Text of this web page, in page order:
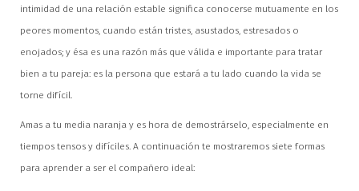
intimidad de una relación estable significa conocerse mutuamente en los
peores momentos, cuando están tristes, asustados, estresados o
enojados; y ésa es una razón más que válida e importante para tratar
bien a tu pareja: es la persona que estará a tu lado cuando la vida se
torne difícil.
Amas a tu media naranja y es hora de demostrárselo, especialmente en
tiempos tensos y difíciles. A continuación te mostraremos siete formas
para aprender a ser el compañero ideal: